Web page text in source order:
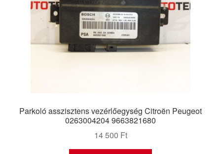
Parkoló asszisztens vezérlőegység Citroën Peugeot
0263004204 9663821680
14 500 Ft